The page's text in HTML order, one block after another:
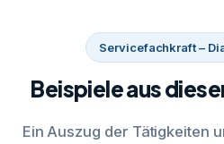
Servicefachkraft –
Beispiele aus
Ein Auszug der Tätigkeiten